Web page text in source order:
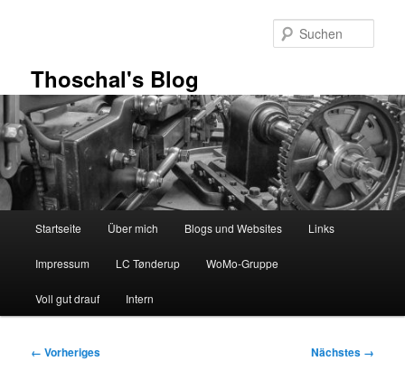
Thoschal's Blog
Startseite Über mich Blogs und Websites Links
Impressum LC Tønderup WoMo-Gruppe
Voll gut drauf Intern
Bilder-
← Vorheriges Nächstes →